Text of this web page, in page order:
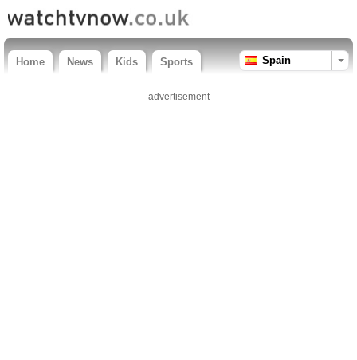
Home News Kids Sports Spain
- advertisement -